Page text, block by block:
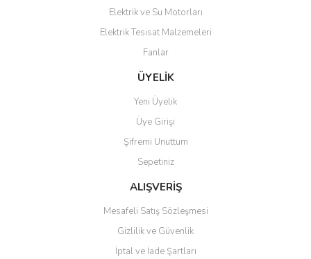
Elektrik ve Su Motorları
Elektrik Tesisat Malzemeleri
Fanlar
ÜYELİK
Yeni Üyelik
Üye Girişi
Şifremi Unuttum
Sepetiniz
ALIŞVERİŞ
Mesafeli Satış Sözleşmesi
Gizlilik ve Güvenlik
İptal ve İade Şartları